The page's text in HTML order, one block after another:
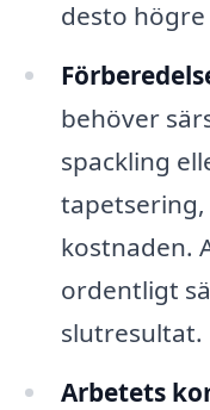
desto
behöver
spackling
kostnaden.
ordentligt
slutresultat.
Arbetets